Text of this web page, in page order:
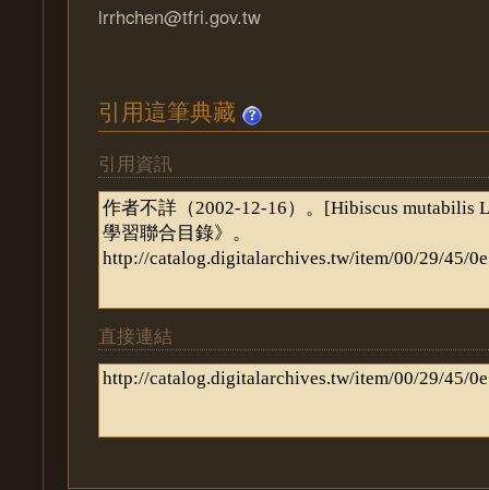
lrrhchen@tfri.gov.tw
引用這筆典藏
引用資訊
直接連結